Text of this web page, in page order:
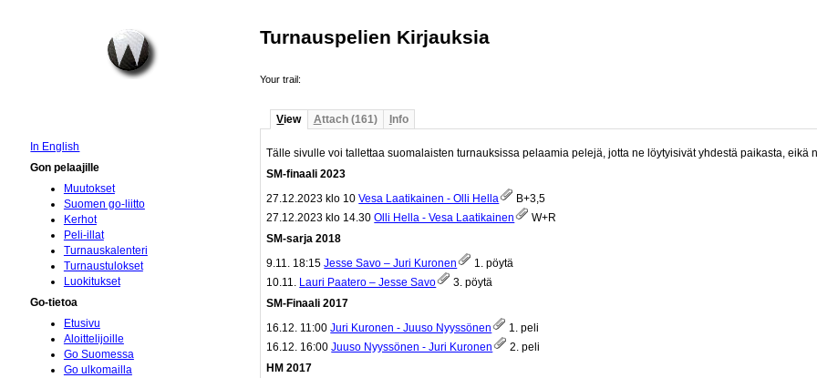
Turnauspelien Kirjauksia
Your trail:
View Attach (161) Info
Tälle sivulle voi tallettaa suomalaisten turnauksissa pelaamia pelejä, jotta ne löytyisivät yhdestä paikasta, eikä
SM-finaali 2023
27.12.2023 klo 10Vesa Laatikainen - Olli Hella
B+3,5
27.12.2023 klo 14.30Olli Hella - Vesa Laatikainen
W+R
SM-sarja 2018
9.11. 18:15Jesse Savo – Juri Kuronen
1. pöytä
10.11. Lauri Paatero – Jesse Savo
3. pöytä
SM-Finaali 2017
16.12. 11:00Juri Kuronen - Juuso Nyyssönen
1. peli
16.12. 16:00Juuso Nyyssönen - Juri Kuronen
2. peli
HM 2017
In English
Gon pelaajille
Muutokset
Suomen go-liitto
Kerhot
Peli-illat
Turnauskalenteri
Turnaustulokset
Luokitukset
Go-tietoa
Etusivu
Aloittelijoille
Go Suomessa
Go ulkomailla